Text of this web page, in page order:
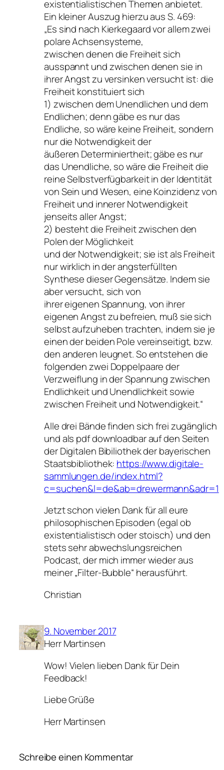
existentialistischen Themen anbietet.
Ein kleiner Auszug hierzu aus S. 469:
„Es sind nach Kierkegaard vor allem zwei
polare Achsensysteme,
zwischen denen die Freiheit sich
ausspannt und zwischen denen sie in
ihrer Angst zu versinken versucht ist: die
Freiheit konstituiert sich
1) zwischen dem Unendlichen und dem
Endlichen; denn gäbe es nur das
Endliche, so wäre keine Freiheit, sondern
nur die Notwendigkeit der
äußeren Determiniertheit; gäbe es nur
das Unendliche, so wäre die Freiheit die
reine Selbstverfügbarkeit in der Identität
von Sein und Wesen, eine Koinzidenz von
Freiheit und innerer Notwendigkeit
jenseits aller Angst;
2) besteht die Freiheit zwischen den
Polen der Möglichkeit
und der Notwendigkeit; sie ist als Freiheit
nur wirklich in der angsterfüllten
Synthese dieser Gegensätze. Indem sie
aber versucht, sich von
ihrer eigenen Spannung, von ihrer
eigenen Angst zu befreien, muß sie sich
selbst aufzuheben trachten, indem sie je
einen der beiden Pole vereinseitigt, bzw.
den anderen leugnet. So entstehen die
folgenden zwei Doppelpaare der
Verzweiflung in der Spannung zwischen
Endlichkeit und Unendlichkeit sowie
zwischen Freiheit und Notwendigkeit.“
Alle drei Bände finden sich frei zugänglich
und als pdf downloadbar auf den Seiten
der Digitalen Bibiliothek der bayerischen
Staatsbibliothek: https://www.digitale-
sammlungen.de/index.html?
c=suchen&l=de&ab=drewermann&adr=1
Jetzt schon vielen Dank für all eure
philosophischen Episoden (egal ob
existentialistisch oder stoisch) und den
stets sehr abwechslungsreichen
Podcast, der mich immer wieder aus
meiner „Filter-Bubble“ herausführt.
Christian
9. November 2017
Herr Martinsen
Wow! Vielen lieben Dank für Dein
Feedback!
Liebe Grüße
Herr Martinsen
Schreibe einen Kommentar